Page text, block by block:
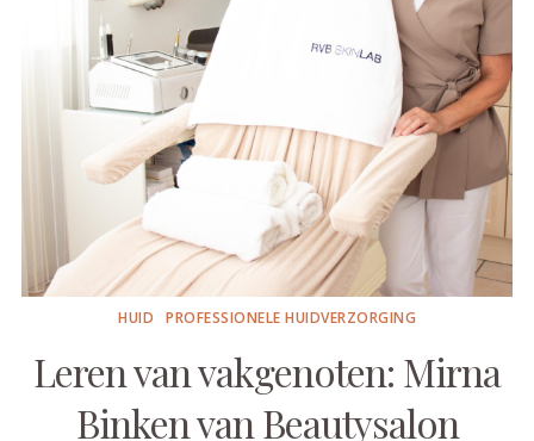
HUID PROFESSIONELE HUIDVERZORGING
Leren van vakgenoten: Mirna
Binken van Beautysalon